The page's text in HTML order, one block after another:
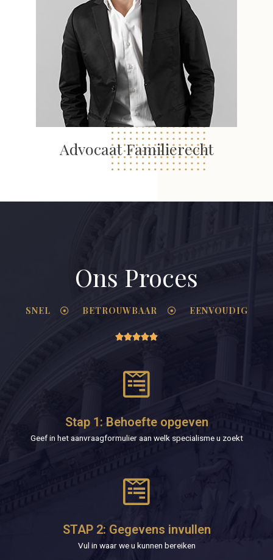
Advocaat Familierecht
Ons Proces
SNEL BETROUWBAAR EENVOUDIG

Stap 1: Behoefte opgeven
Geef in het aanvraagformulier aan welk specialisme u zoekt
STAP 2: Gegevens invullen
Vul in waar we u kunnen bereiken